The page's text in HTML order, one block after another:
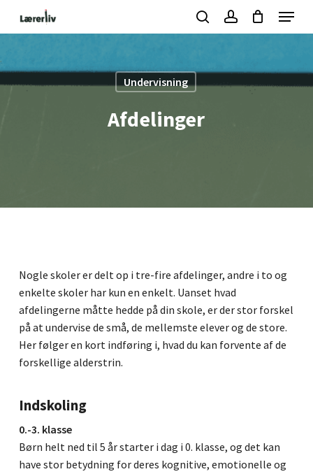
content
searchaccount
Menu
Kurv
Close
Undervisning
Afdelinger
Nogle skoler er delt op i tre-fire afdelinger, andre i to og
enkelte skoler har kun en enkelt. Uanset hvad
afdelingerne måtte hedde på din skole, er der stor forskel
på at undervise de små, de mellemste elever og de store.
Her følger en kort indføring i, hvad du kan forvente af de
forskellige alderstrin.
Indskoling
0.-3. klasse
Børn helt ned til 5 år starter i dag i 0. klasse, og det kan
have stor betydning for deres kognitive, emotionelle og